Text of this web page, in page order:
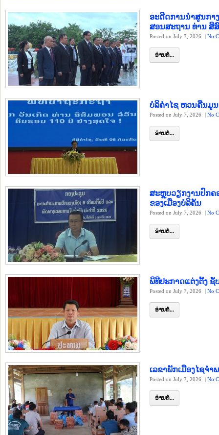
ອະດີດການນຳສູນກາ
ສອນສະຖານ ທ່ານ ສີ
Posted on July 7, 2026 | No
ອ່ານຕໍ່...
ບໍລິຄຳໄຊ ຫວນຄືນມູນ
Posted on July 7, 2026 | No
ອ່ານຕໍ່...
ສະຫຼຸບວຽກງານປົກຄ
ຂອງເມືອງບໍລິຄັນ
Posted on July 7, 2026 | No
ອ່ານຕໍ່...
ພິທີປະກາດແຕ່ງຕັ້ງ ຊັ
Posted on July 7, 2026 | No
ອ່ານຕໍ່...
ເລຂາພັກເມືອງໄຊຈ
Posted on July 7, 2026 | No
ອ່ານຕໍ່...